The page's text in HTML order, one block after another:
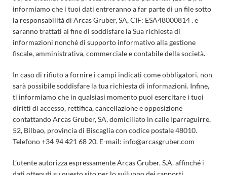
informiamo che i tuoi dati entreranno a far parte di un file sotto
la responsabilità di Arcas Gruber, SA, CIF: ESA48000814 . e
saranno trattati al fine di soddisfare la Sua richiesta di
informazioni nonché di supporto informativo alla gestione
fiscale, amministrativa, commerciale e contabile della società.
In caso di rifiuto a fornire i campi indicati come obbligatori, non
sarà possibile soddisfare la tua richiesta di informazioni. Infine,
ti informiamo che in qualsiasi momento puoi esercitare i tuoi
diritti di accesso, rettifica, cancellazione e opposizione
contattando Arcas Gruber, SA, domiciliato in calle Iparraguirre,
52, Bilbao, provincia di Biscaglia con codice postale 48010.
Telefono +34 94 421 68 20. E-mail: info@arcasgruber.com
L’utente autorizza espressamente Arcas Gruber, S.A. affinché i